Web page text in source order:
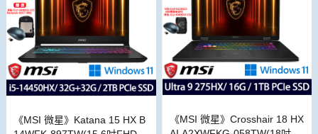
《MSI 微星》Katana 15 HX B
《MSI 微星》Crosshair 18 HX